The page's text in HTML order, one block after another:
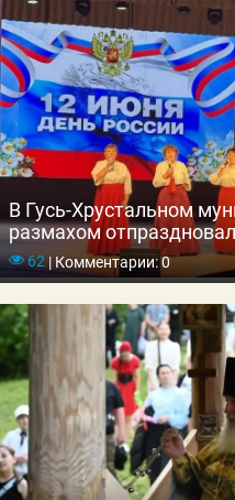
В Гусь-Хрустальном
размахом
62|Комментарии: 0